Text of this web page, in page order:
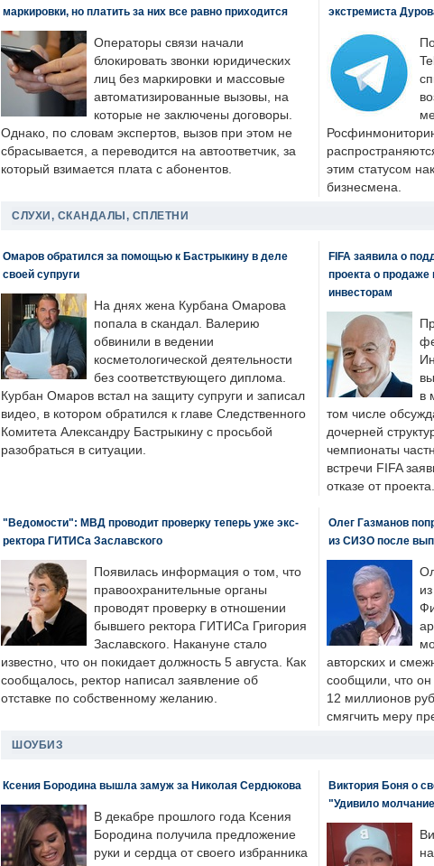
маркировки, но платить за них все равно приходится
Операторы связи начали
блокировать звонки юридических
лиц без маркировки и массовые
автоматизированные вызовы, на
которые не заключены договоры.
Однако, по словам экспертов, вызов при этом не
сбрасывается, а переводится на автоответчик, за
который взимается плата с абонентов.
экстремиста
этим статусом
бизнесмена.
СЛУХИ, СКАНДАЛЫ, СПЛЕТНИ
Омаров обратился за помощью к Бастрыкину в деле
своей супруги
На днях жена Курбана Омарова
попала в скандал. Валерию
обвинили в ведении
косметологической деятельности
без соответствующего диплома.
Курбан Омаров встал на защиту супруги и записал
видео, в котором обратился к главе Следственного
Комитета Александру Бастрыкину с просьбой
разобраться в ситуации.
FIFA заявила о
проекта о
инвесторам
в
том числе
дочерней
чемпионаты
встречи FIFA
отказе от проекта.
"Ведомости": МВД проводит проверку теперь уже экс-
ректора ГИТИСа Заславского
Появилась информация о том, что
правоохранительные органы
проводят проверку в отношении
бывшего ректора ГИТИСа Григория
Заславского. Накануне стало
известно, что он покидает должность 5 августа. Как
сообщалось, ректор написал заявление об
отставке по собственному желанию.
Олег Газманов
из СИЗО после
авторских и
сообщили, что
12 миллионов
смягчить меру
ШОУБИЗ
Ксения Бородина вышла замуж за Николая Сердюкова
В декабре прошлого года Ксения
Бородина получила предложение
руки и сердца от своего избранника
Виктория Боня о
"Удивило